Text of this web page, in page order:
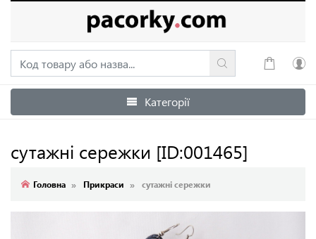
Увійти
Категорії
сутажні сережки [ID:001465]
Головна Прикраси сутажні сережки